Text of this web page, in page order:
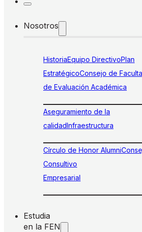
Nosotros
HistoriaEquipo DirectivoPlan
EstratégicoConsejo de
de Evaluación Académica
Aseguramiento de la
calidadInfraestructura
Círculo de Honor Alumni
Consultivo
Empresarial
Estudia
en la FEN